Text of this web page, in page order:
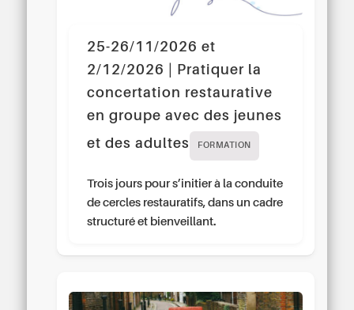
25-26/11/2026 et
2/12/2026 | Pratiquer la
concertation restaurative
en groupe avec des jeunes
et des adultes
FORMATION
Trois jours pour s’initier à la conduite
de cercles restauratifs, dans un cadre
structuré et bienveillant.